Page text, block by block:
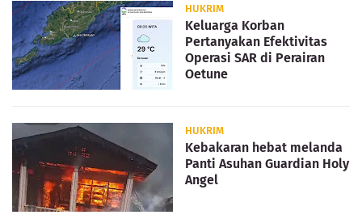
HUKRIM
Keluarga Korban
Pertanyakan Efektivitas
Operasi SAR di Perairan
Oetune
HUKRIM
Kebakaran hebat melanda
Panti Asuhan Guardian Holy
Angel